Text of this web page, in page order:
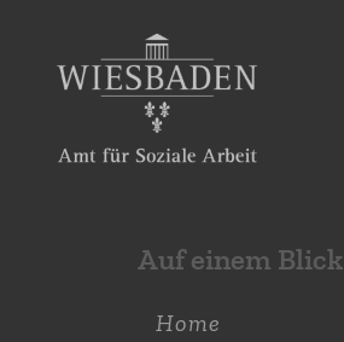
Auf einem Blick
Home